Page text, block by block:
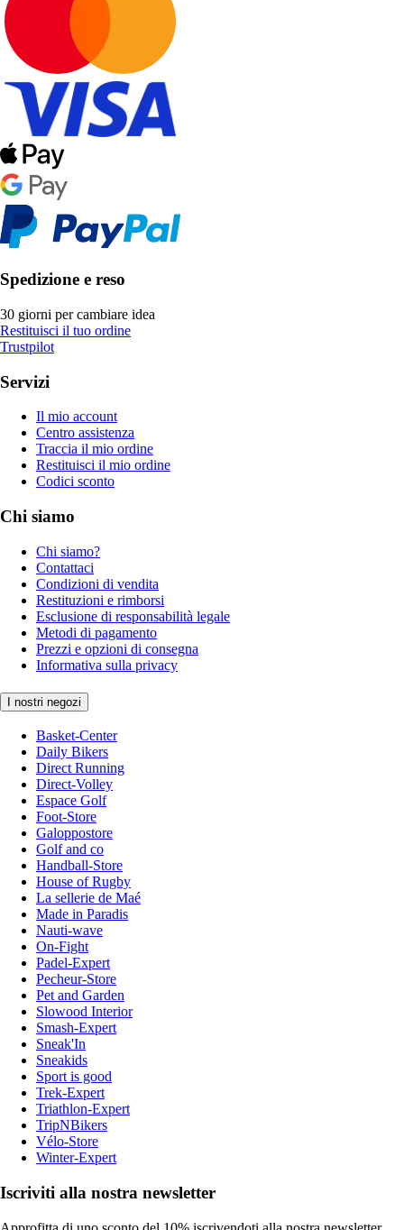
Spedizione e reso
30 giorni per cambiare idea
Restituisci il tuo ordine
Trustpilot
Servizi
Il mio account
Centro assistenza
Traccia il mio ordine
Restituisci il mio ordine
Codici sconto
Chi siamo
Chi siamo?
Contattaci
Condizioni di vendita
Restituzioni e rimborsi
Esclusione di responsabilità legale
Metodi di pagamento
Prezzi e opzioni di consegna
Informativa sulla privacy
I nostri negozi
Basket-Center
Daily Bikers
Direct Running
Direct-Volley
Espace Golf
Foot-Store
Galoppostore
Golf and co
Handball-Store
House of Rugby
La sellerie de Maé
Made in Paradis
Nauti-wave
On-Fight
Padel-Expert
Pecheur-Store
Pet and Garden
Slowood Interior
Smash-Expert
Sneak'In
Sneakids
Sport is good
Trek-Expert
Triathlon-Expert
TripNBikers
Vélo-Store
Winter-Expert
Iscriviti alla nostra newsletter